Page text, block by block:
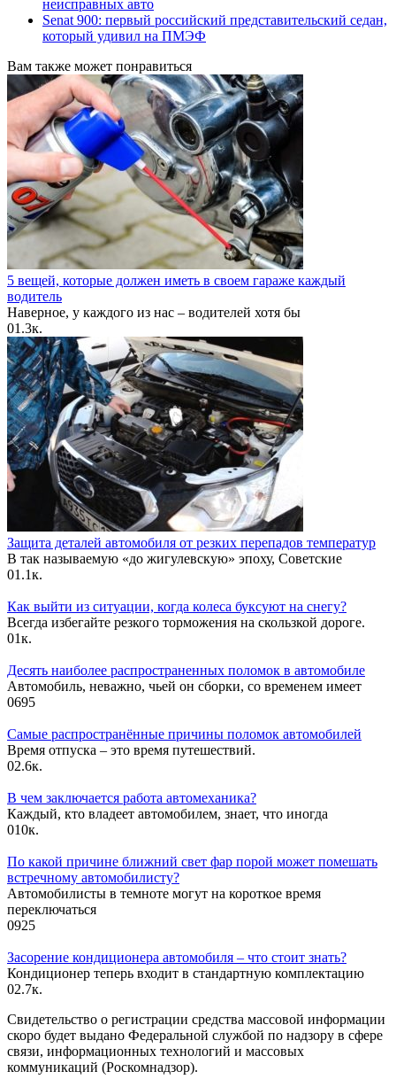
неисправных авто
Senat 900: первый российский представительский седан,
который удивил на ПМЭФ
Вам также может понравиться
5 вещей, которые должен иметь в своем гараже каждый
водитель
Наверное, у каждого из нас – водителей хотя бы
01.3к.
Защита деталей автомобиля от резких перепадов температур
В так называемую «до жигулевскую» эпоху, Советские
01.1к.
Как выйти из ситуации, когда колеса буксуют на снегу?
Всегда избегайте резкого торможения на скользкой дороге.
01к.
Десять наиболее распространенных поломок в автомобиле
Автомобиль, неважно, чьей он сборки, со временем имеет
0695
Самые распространённые причины поломок автомобилей
Время отпуска – это время путешествий.
02.6к.
В чем заключается работа автомеханика?
Каждый, кто владеет автомобилем, знает, что иногда
010к.
По какой причине ближний свет фар порой может помешать
встречному автомобилисту?
Автомобилисты в темноте могут на короткое время
переключаться
0925
Засорение кондиционера автомобиля – что стоит знать?
Кондиционер теперь входит в стандартную комплектацию
02.7к.
Свидетельство о регистрации средства массовой информации
скоро будет выдано Федеральной службой по надзору в сфере
связи, информационных технологий и массовых
коммуникаций (Роскомнадзор).